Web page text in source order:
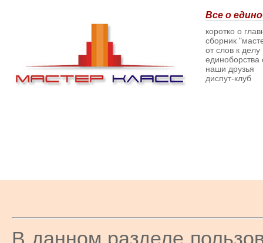
Все о
коротко о
сборник
от слов к делу
наши друзья
диспут-клуб
В данном разделе